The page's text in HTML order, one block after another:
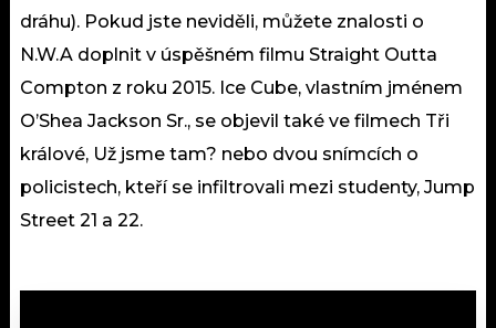
dráhu). Pokud jste neviděli, můžete znalosti o
N.W.A doplnit v úspěšném filmu Straight Outta
Compton z roku 2015. Ice Cube, vlastním jménem
O’Shea Jackson Sr., se objevil také ve filmech Tři
králové, Už jsme tam? nebo dvou snímcích o
policistech, kteří se infiltrovali mezi studenty, Jump
Street 21 a 22.